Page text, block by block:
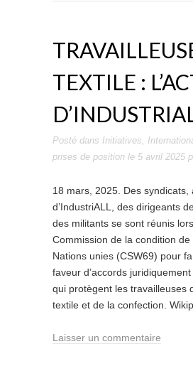
TEXTILE :
Posté dans Initiatives,
prises de position le 5 avril 2025
18 mars, 2025. Des syndicats,
d’IndustriALL, des dirigeants
des militants se sont réunis
Commission de la condition
Nations unies (CSW69) pour
faveur d’accords
qui protègent les travailleuses
textile et de la confection.
Laisser un commentaire